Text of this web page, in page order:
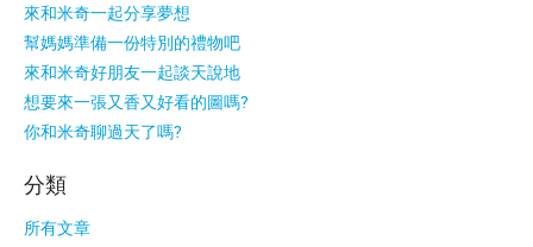
來和米奇一起分享夢想
幫媽媽準備一份特別的禮物吧
來和米奇好朋友一起談天說地
想要來一張又香又好看的圖嗎?
你和米奇聊過天了嗎?
分類
所有文章